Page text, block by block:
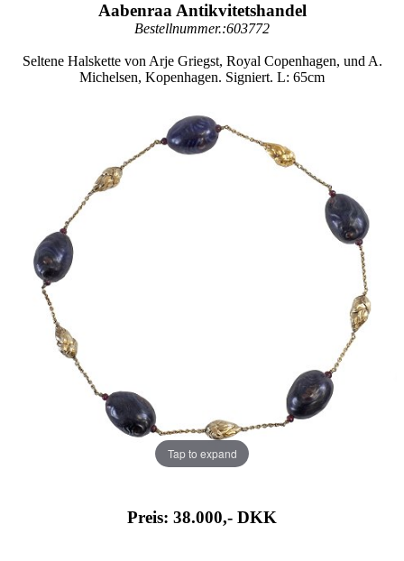
Aabenraa Antikvitetshandel
Bestellnummer.:603772
Seltene Halskette von Arje Griegst, Royal Copenhagen, und A.
Michelsen, Kopenhagen. Signiert. L: 65cm
Tap to expand
Preis: 38.000,- DKK